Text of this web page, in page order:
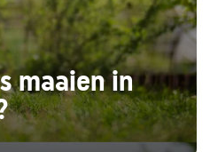
maaien in